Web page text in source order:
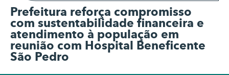
Prefeitura reforça compromisso
com sustentabilidade financeira e
atendimento à população em
reunião com Hospital Beneficente
São Pedro